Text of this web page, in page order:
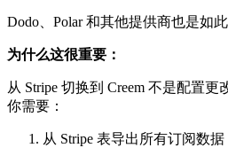
Dodo、Polar 和其他提供商也是如此
为什么这很重要：
从 Stripe 切换到 Creem 不是配置
你需要：
从 Stripe 表导出所有订阅数据